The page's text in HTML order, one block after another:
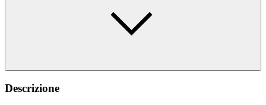
Descrizione